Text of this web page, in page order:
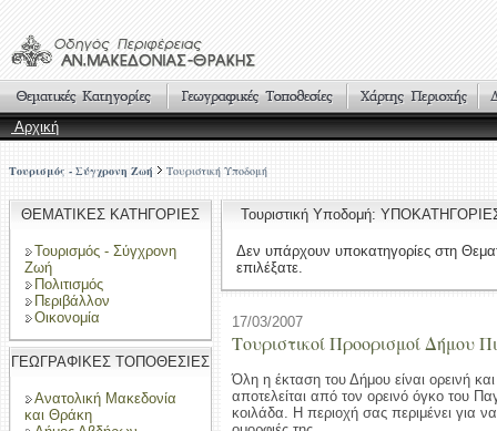
Αρχική
Τουρισμός - Σύγχρονη Ζωή Τουριστική Υποδομή
ΘΕΜΑΤΙΚΕΣ ΚΑΤΗΓΟΡΙΕΣ
Τουρισμός - Σύγχρονη
Ζωή
Πολιτισμός
Περιβάλλον
Οικονομία
ΓΕΩΓΡΑΦΙΚΕΣ ΤΟΠΟΘΕΣΙΕΣ
Ανατολική Μακεδονία
και Θράκη
Τουριστική Υποδομή:
Δεν υπάρχουν υποκατηγορίες στη
επιλέξατε.
17/03/2007
Τουριστικοί Προορισμοί Δήμου
Όλη η έκταση του Δήμου είναι ορεινή και
αποτελείται από τον ορεινό όγκο του
κοιλάδα. Η περιοχή σας περιμένει για να